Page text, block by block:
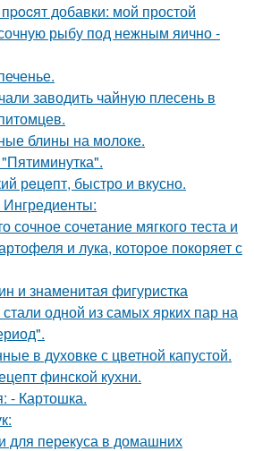
добавки: мой простой
рыбу под нежным яично -
заводить чайную плесень в
блины на молоке.
рeцeпт, быстро и вкусно.
сочное сочетание мягкого теста и
и лука, котоpое покоряет с
и знаменитая фигуристка
одной из самых ярких пар на
в духовке с цветной капустой.
финской кухни.
- Картошка.
для перекуса в домашних